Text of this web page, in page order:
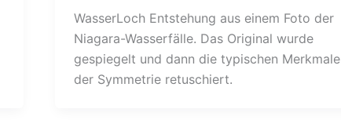
WasserLoch Entstehung aus einem Foto der
Niagara-Wasserfälle. Das Original wurde
gespiegelt und dann die typischen Merkmale
der Symmetrie retuschiert.